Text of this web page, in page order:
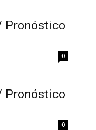
Pronóstico
0
Pronóstico
0